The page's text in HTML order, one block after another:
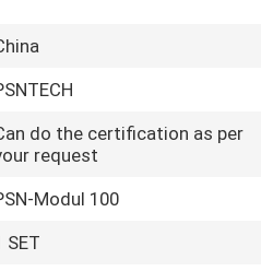
do the certification as per
request
Modul 100
SET